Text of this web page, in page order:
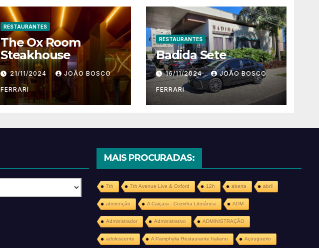
RESTAURANTES
The Ox Room
Steakhouse
21/11/2024 JOÃO BOSCO
FERRARI
RESTAURANTES
Badida Sete
16/11/2024 JOÃO BOSCO
FERRARI
MAIS PROCURADAS:
7th 7th Avenue Live & Oxford 12h aberta abril
abstenção A Caiçara - Cozinha Litorânea ADM
Administrador Administrativo ADMINISTRAÇÃO
adolescente A Pamphylia Restaurante Italiano Açougueiro